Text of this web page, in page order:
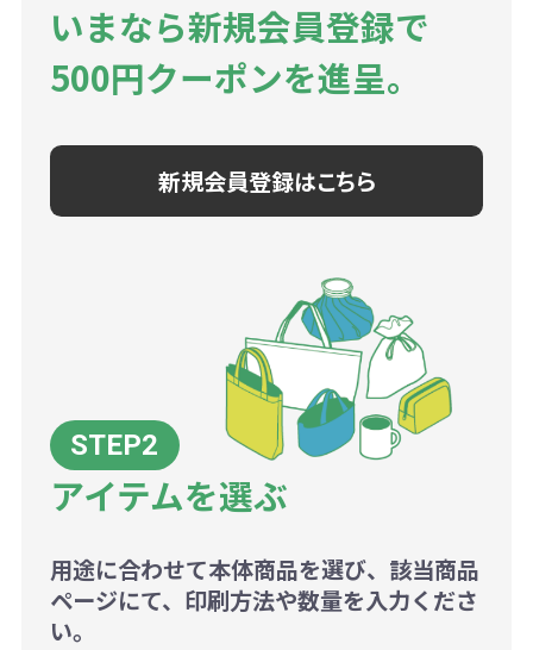
いまなら新規会員登録で
500円クーポンを進呈。
新規会員登録はこちら
アイテムを選ぶ
用途に合わせて本体商品を選び、該当商品
ページにて、印刷方法や数量を入力くださ
い。